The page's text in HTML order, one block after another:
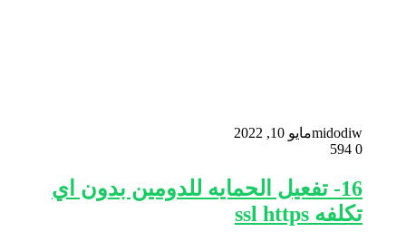
midodiwمايو 10, 2022
0
16- تفعيل الحمايه للدومين بدون اي
تكلفه ssl https